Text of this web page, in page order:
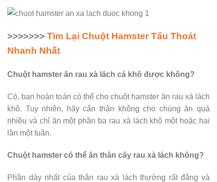
>>>>>>> Tìm Lại Chuột Hamster Tẩu Thoát
Nhanh Nhất
Chuột hamster ăn rau xà lách cá khô được không?
Có, bạn hoàn toàn có thể cho chuột hamster ăn rau xà lách
khô. Tuy nhiên, hãy cẩn thận không cho chúng ăn quá
nhiều và chỉ ăn một phần ba rau xà lách khô một hoặc hai
lần một tuần.
Chuột hamster có thể ăn thân cây rau xà lách không?
Phần dày nhất của thân rau xà lách thường rất đắng và